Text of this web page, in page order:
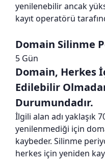
yenilenebilir ancak
kayıt operatörü
Domain Silinme
5 Gün
Domain, Herkes
Edilebilir
Durumundadır.
İlgili alan adı yaklaşık
yenilenmediği için
kaybeder. Silinme
herkes için yeniden